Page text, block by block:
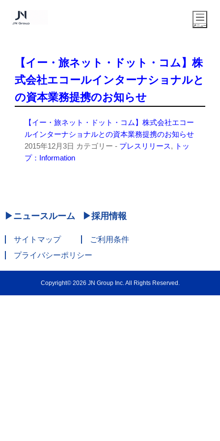
【イー・旅ネット・ドット・コム】株
式会社エコールインターナショナルと
の資本業務提携のお知らせ
【イー・旅ネット・ドット・コム】株式会社エコー
ルインターナショナルとの資本業務提携のお知らせ
2015年12月3日 カテゴリー - プレスリリース, トッ
プ：Information
ニュースルーム 採用情報
サイトマップ
ご利用条件
プライバシーポリシー
Copyright© 2026 JN Group Inc. All Rights Reserved.